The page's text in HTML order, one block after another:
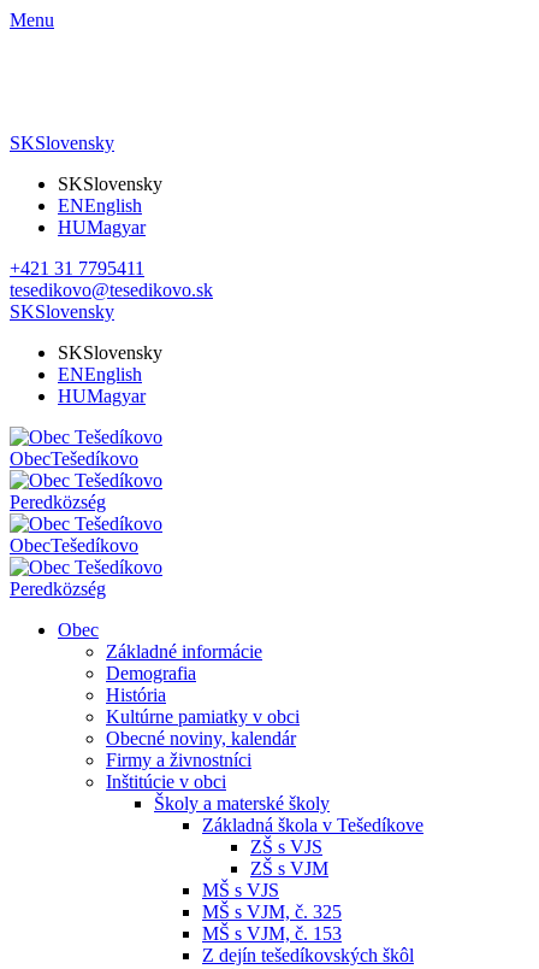
Menu
SKSlovensky
SKSlovensky
ENEnglish
HUMagyar
+421 31 7795411
tesedikovo@tesedikovo.sk
SKSlovensky
SKSlovensky
ENEnglish
HUMagyar
ObecTešedíkovo
Peredközség
ObecTešedíkovo
Peredközség
Obec
Základné informácie
Demografia
História
Kultúrne pamiatky v obci
Obecné noviny, kalendár
Firmy a živnostníci
Inštitúcie v obci
Školy a materské školy
Základná škola v Tešedíkove
ZŠ s VJS
ZŠ s VJM
MŠ s VJS
MŠ s VJM, č. 325
MŠ s VJM, č. 153
Z dejín tešedíkovských škôl